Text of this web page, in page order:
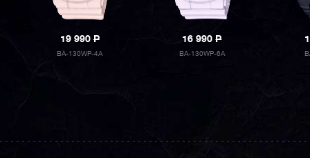
19 990P
BA-130WP-4A
16 990P
BA-130WP-6A